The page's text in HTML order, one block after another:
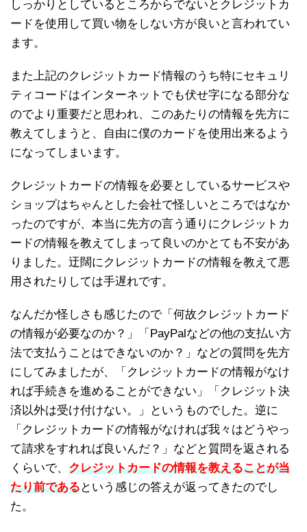
しっかりとしているところからでないとクレジットカ
ードを使用して買い物をしない方が良いと言われてい
ます。
また上記のクレジットカード情報のうち特にセキュリ
ティコードはインターネットでも伏せ字になる部分な
のでより重要だと思われ、このあたりの情報を先方に
教えてしまうと、自由に僕のカードを使用出来るよう
になってしまいます。
クレジットカードの情報を必要としているサービスや
ショップはちゃんとした会社で怪しいところではなか
ったのですが、本当に先方の言う通りにクレジットカ
ードの情報を教えてしまって良いのかとても不安があ
りました。迂闊にクレジットカードの情報を教えて悪
用されたりしては手遅れです。
なんだか怪しさも感じたので「何故クレジットカード
の情報が必要なのか？」「PayPalなどの他の支払い方
法で支払うことはできないのか？」などの質問を先方
にしてみましたが、「クレジットカードの情報がなけ
れば手続きを進めることができない」「クレジット決
済以外は受け付けない。」というものでした。逆に
「クレジットカードの情報がなければ我々はどうやっ
て請求をすれれば良いんだ？」などと質問を返される
くらいで、 クレジットカードの情報を教えることが当
たり前であるという感じの答えが返ってきたのでし
た。